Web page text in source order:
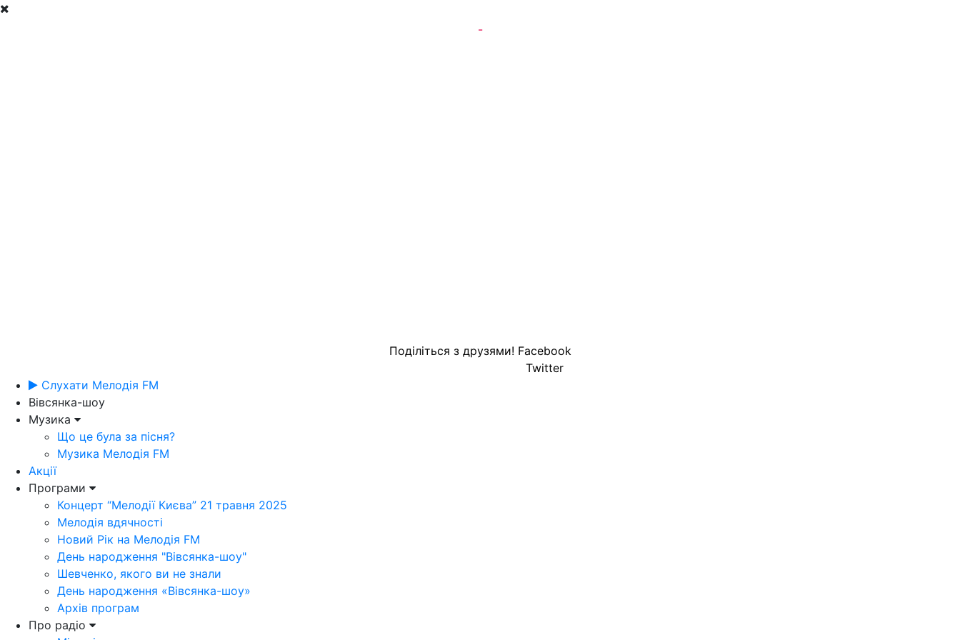
-
Поділіться з друзями! Facebook
Twitter
Слухати Мелодія FM
Вівсянка-шоу
Музика
Що це була за пісня?
Музика Мелодія FM
Акції
Програми
Концерт “Мелодії Києва” 21 травня 2025
Мелодія вдячності
Новий Рік на Мелодія FM
День народження "Вівсянка-шоу"
Шевченко, якого ви не знали
День народження «Вівсянка-шоу»
Архів програм
Про радіо